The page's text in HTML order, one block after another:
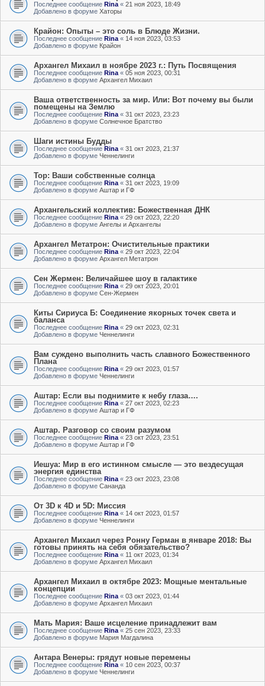
Последнее сообщение Rina « 21 ноя 2023, 18:49
Добавлено в форуме Хаторы
Крайон: Опыты – это соль в Блюде Жизни.
Последнее сообщение Rina « 14 ноя 2023, 03:53
Добавлено в форуме Крайон
Архангел Михаил в ноябре 2023 г.: Путь Посвящения
Последнее сообщение Rina « 05 ноя 2023, 00:31
Добавлено в форуме Архангел Михаил
Ваша ответственность за мир. Или: Вот почему вы были
помещены на Землю
Последнее сообщение Rina « 31 окт 2023, 23:23
Добавлено в форуме Солнечное Братство
Шаги истины Будды
Последнее сообщение Rina « 31 окт 2023, 21:37
Добавлено в форуме Ченнелинги
Тор: Ваши собственные солнца
Последнее сообщение Rina « 31 окт 2023, 19:09
Добавлено в форуме Аштар и ГФ
Архангельский коллектив: Божественная ДНК
Последнее сообщение Rina « 29 окт 2023, 22:20
Добавлено в форуме Ангелы и Архангелы
Архангел Метатрон: Очистительные практики
Последнее сообщение Rina « 29 окт 2023, 22:04
Добавлено в форуме Архангел Метатрон
Сен Жермен: Величайшее шоу в галактике
Последнее сообщение Rina « 29 окт 2023, 20:01
Добавлено в форуме Сен-Жермен
Киты Сириуса Б: Соединение якорных точек света и
баланса
Последнее сообщение Rina « 29 окт 2023, 02:31
Добавлено в форуме Ченнелинги
Вам суждено выполнить часть славного Божественного
Плана
Последнее сообщение Rina « 29 окт 2023, 01:57
Добавлено в форуме Ченнелинги
Аштар: Если вы поднимите к небу глаза….
Последнее сообщение Rina « 27 окт 2023, 02:23
Добавлено в форуме Аштар и ГФ
Аштар. Разговор со своим разумом
Последнее сообщение Rina « 23 окт 2023, 23:51
Добавлено в форуме Аштар и ГФ
Иешуа: Мир в его истинном смысле — это вездесущая
энергия единства
Последнее сообщение Rina « 23 окт 2023, 23:08
Добавлено в форуме Сананда
От 3D к 4D и 5D: Миссия
Последнее сообщение Rina « 14 окт 2023, 01:57
Добавлено в форуме Ченнелинги
Архангел Михаил через Ронну Герман в январе 2018: Вы
готовы принять на себя обязательство?
Последнее сообщение Rina « 11 окт 2023, 01:34
Добавлено в форуме Архангел Михаил
Архангел Михаил в октябре 2023: Мощные ментальные
концепции
Последнее сообщение Rina « 03 окт 2023, 01:44
Добавлено в форуме Архангел Михаил
Мать Мария: Ваше исцеление принадлежит вам
Последнее сообщение Rina « 25 сен 2023, 23:33
Добавлено в форуме Мария Магдалина
Антара Венеры: грядут новые перемены
Последнее сообщение Rina « 10 сен 2023, 00:37
Добавлено в форуме Ченнелинги